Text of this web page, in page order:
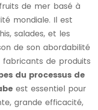
de mer basé à
mondiale. Il est
salades, et les
de son abordabilité
de produits
du processus de
est essentiel pour
grande efficacité,